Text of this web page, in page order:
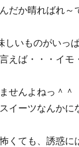
だか晴ればれ～
しいものがいっ
えば・・・イモ
せんよねっ＾＾
イーツなんかに
くても、誘惑に